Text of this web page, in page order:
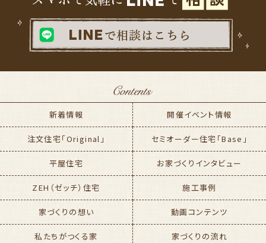
新着情報 開催イベント情報
注文住宅「Original」 セミオーダー住宅「Base」
平屋住宅 お家づくりインタビュー
ZEH（ゼッチ）住宅 施工事例
家づくりの想い 動画コンテンツ
私たちがつくる家 家づくりの流れ